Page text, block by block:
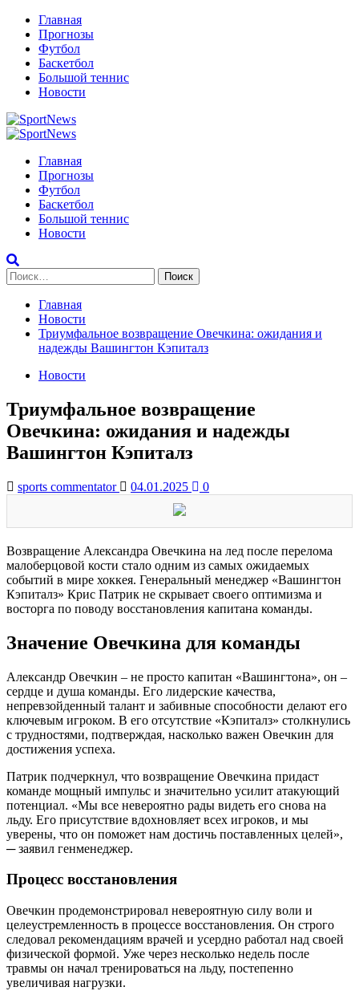
Перейти
содержимому
Главная
Прогнозы
Футбол
Баскетбол
Большой теннис
Новости
Primary
Главная
Прогнозы
Футбол
Баскетбол
Большой теннис
Новости
Найти:
Главная
Новости
Триумфальное возвращение Овечкина: ожидания и
надежды Вашингтон Кэпиталз
Новости
Триумфальное возвращение
Овечкина: ожидания и надежды
Вашингтон Кэпиталз
sports commentator 04.01.2025 0
Возвращение Александра Овечкина на лед после перелома
малоберцовой кости стало одним из самых ожидаемых
событий в мире хоккея. Генеральный менеджер «Вашингтон
Кэпиталз» Крис Патрик не скрывает своего оптимизма и
восторга по поводу восстановления капитана команды.
Значение Овечкина для команды
Александр Овечкин – не просто капитан «Вашингтона», он –
сердце и душа команды. Его лидерские качества,
непревзойденный талант и забивные способности делают его
ключевым игроком. В его отсутствие «Кэпиталз» столкнулись
с трудностями, подтверждая, насколько важен Овечкин для
достижения успеха.
Патрик подчеркнул, что возвращение Овечкина придаст
команде мощный импульс и значительно усилит атакующий
потенциал. «Мы все невероятно рады видеть его снова на
льду. Его присутствие вдохновляет всех игроков, и мы
уверены, что он поможет нам достичь поставленных целей»,
─ заявил генменеджер.
Процесс восстановления
Овечкин продемонстрировал невероятную силу воли и
целеустремленность в процессе восстановления. Он строго
следовал рекомендациям врачей и усердно работал над своей
физической формой. Уже через несколько недель после
травмы он начал тренироваться на льду, постепенно
увеличивая нагрузки.